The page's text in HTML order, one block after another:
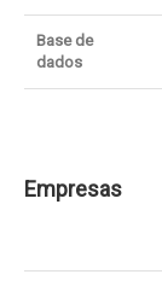
Base de
dados
Empresas